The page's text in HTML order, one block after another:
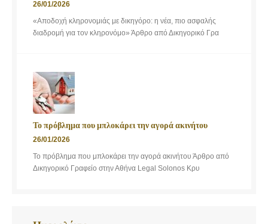
26/01/2026
«Αποδοχή κληρονομιάς με δικηγόρο: η νέα, πιο ασφαλής
διαδρομή για τον κληρονόμο» Άρθρο από Δικηγορικό Γρα
Το πρόβλημα που μπλοκάρει την αγορά ακινήτου
26/01/2026
Το πρόβλημα που μπλοκάρει την αγορά ακινήτου Άρθρο από
Δικηγορικό Γραφείο στην Αθήνα Legal Solonos Κρυ